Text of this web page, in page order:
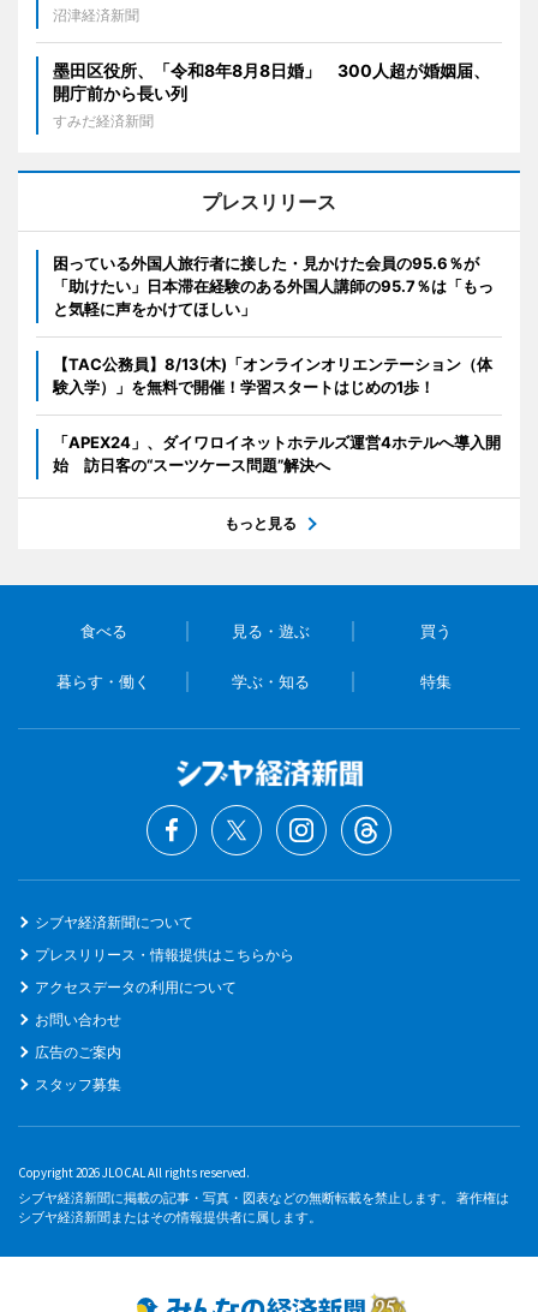
沼津経済新聞
墨田区役所、「令和8年8月8日婚」 300人超が婚姻届、
開庁前から長い列
すみだ経済新聞
プレスリリース
困っている外国人旅行者に接した・見かけた会員の95.6％が
「助けたい」日本滞在経験のある外国人講師の95.7％は「もっ
と気軽に声をかけてほしい」
【TAC公務員】8/13(木)「オンラインオリエンテーション（体
験入学）」を無料で開催！学習スタートはじめの1歩！
「APEX24」、ダイワロイネットホテルズ運営4ホテルへ導入開
始 訪日客の“スーツケース問題”解決へ
もっと見る
食べる 見る・遊ぶ 買う
暮らす・働く 学ぶ・知る 特集
シブヤ経済新聞について
プレスリリース・情報提供はこちらから
アクセスデータの利用について
お問い合わせ
広告のご案内
スタッフ募集
Copyright 2026 JLOCAL All rights reserved.
シブヤ経済新聞に掲載の記事・写真・図表などの無断転載を禁止します。 著作権は
シブヤ経済新聞またはその情報提供者に属します。